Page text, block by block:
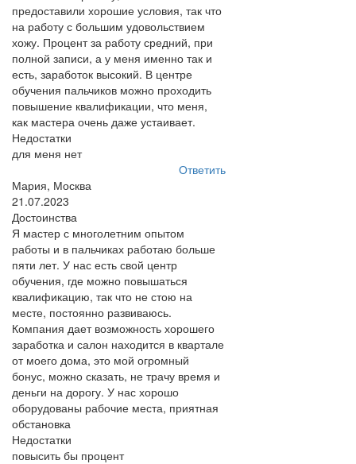
предоставили хорошие условия, так что
на работу с большим удовольствием
хожу. Процент за работу средний, при
полной записи, а у меня именно так и
есть, заработок высокий. В центре
обучения пальчиков можно проходить
повышение квалификации, что меня,
как мастера очень даже устаивает.
Недостатки
для меня нет
Ответить
Мария, Москва
21.07.2023
Достоинства
Я мастер с многолетним опытом
работы и в пальчиках работаю больше
пяти лет. У нас есть свой центр
обучения, где можно повышаться
квалификацию, так что не стою на
месте, постоянно развиваюсь.
Компания дает возможность хорошего
заработка и салон находится в квартале
от моего дома, это мой огромный
бонус, можно сказать, не трачу время и
деньги на дорогу. У нас хорошо
оборудованы рабочие места, приятная
обстановка
Недостатки
повысить бы процент